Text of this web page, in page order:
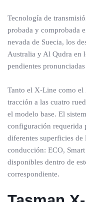
Tecnología de
probada y comprobada
nevada de Suecia, los
Australia y Al Qudra en
pendientes
Tanto el X-Line como el
tracción a las cuatro
el modelo base. El
configuración requerida
diferentes superficies de
conducción: ECO,
disponibles dentro de
correspondiente.